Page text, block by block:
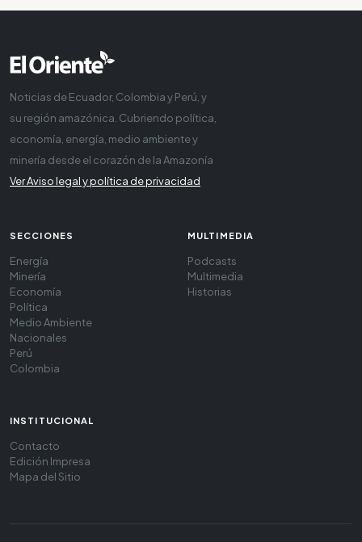
Noticias de Ecuador, Colombia y Perú, y
su región amazónica. Cubriendo política,
economía, energía, medio ambiente y
minería desde el corazón de la Amazonía
Ver Aviso legal y política de privacidad
SECCIONES
Energía
Minería
Economía
Política
Medio Ambiente
Nacionales
Perú
Colombia
MULTIMEDIA
Podcasts
Multimedia
Historias
INSTITUCIONAL
Contacto
Edición Impresa
Mapa del Sitio